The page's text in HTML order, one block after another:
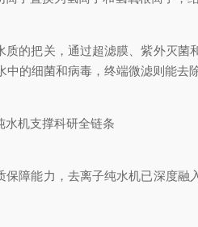
把关，通过超滤膜、紫外灭菌
中的细菌和病毒，终端微滤则能去
机支撑科研全链条
能力，去离子纯水机已深度融